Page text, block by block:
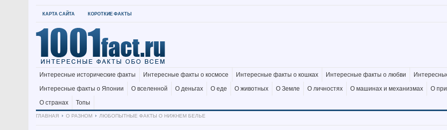
КАРТА САЙТА КОРОТКИЕ ФАКТЫ
Интересные исторические факты Интересные факты о космосе Интересные факты о кошках Интересные факты о любви
Интересные факты о Японии
О вселенной О деньгах О еде О животных О Земле О личностях О машинах и механизмах
О
О странах
Топы
ГЛАВНАЯ
О РАЗНОМ ЛЮБОПЫТНЫЕ ФАКТЫ О НИЖНЕМ БЕЛЬЕ